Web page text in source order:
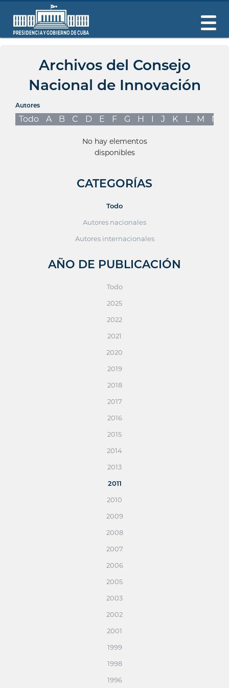
Archivos del Consejo
Nacional de Innovación
Autores
Todo A B C D E F G H I J K L M N
No hay elementos
disponibles
CATEGORÍAS
Todo
Autores nacionales
Autores internacionales
AÑO DE PUBLICACIÓN
Todo
2025
2022
2021
2020
2019
2018
2017
2016
2015
2014
2013
2011
2010
2009
2008
2007
2006
2005
2003
2002
2001
1999
1998
1996